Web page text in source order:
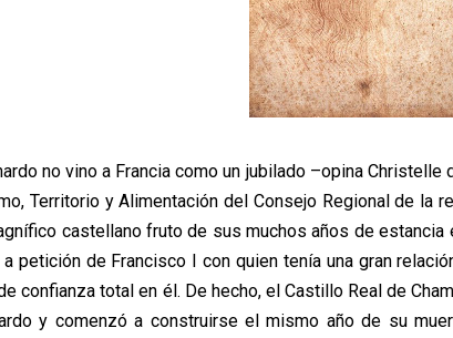
no vino a Francia como un jubilado –opina
Territorio y Alimentación del Consejo Regional de la
castellano fruto de sus muchos años de
petición de Francisco I con quien tenía una gran
confianza total en él. De hecho, el Castillo Real de
y comenzó a construirse el mismo año de su